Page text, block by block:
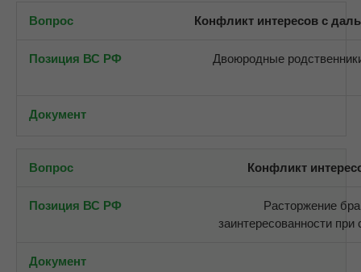
Конфликт интересов с
Двоюродные
Конфликт
Расторжение
заинтересованности